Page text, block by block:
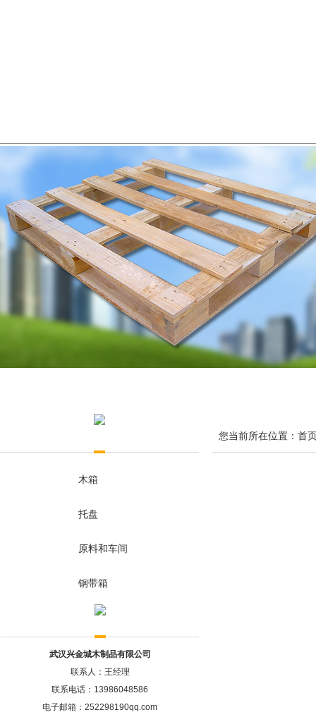
木箱
托盘
原料和车间
钢带箱
武汉兴金城木制品有限公司
联系人：王经理
联系电话：13986048586
电子邮箱：252298190qq.com
您当前所在位置：首